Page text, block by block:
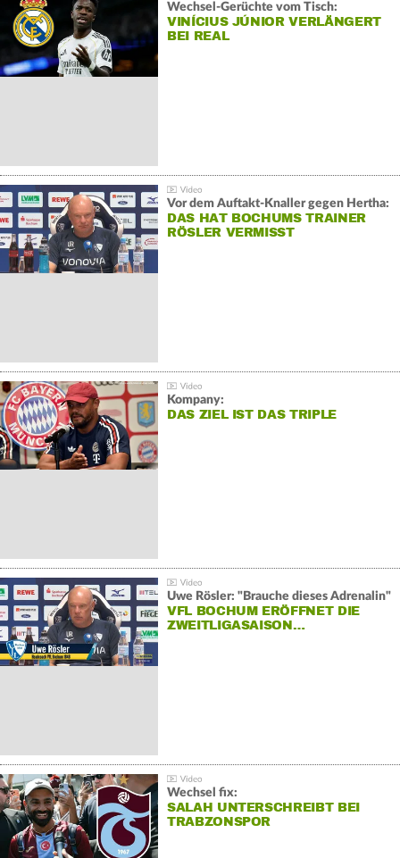
Wechsel-Gerüchte vom Tisch:
VINÍCIUS JÚNIOR VERLÄNGERT
BEI REAL
Vor dem Auftakt-Knaller gegen Hertha:
DAS HAT BOCHUMS TRAINER
RÖSLER VERMISST
Kompany:
DAS ZIEL IST DAS TRIPLE
Uwe Rösler: "Brauche dieses Adrenalin"
VFL BOCHUM ERÖFFNET DIE
ZWEITLIGASAISON…
Wechsel fix:
SALAH UNTERSCHREIBT BEI
TRABZONSPOR